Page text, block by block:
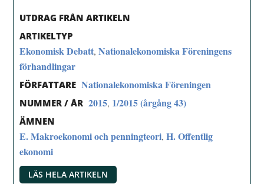
UTDRAG FRÅN ARTIKELN
ARTIKELTYP
Ekonomisk Debatt,Nationalekonomiska Föreningens
förhandlingar
FÖRFATTARE Nationalekonomiska Föreningen
NUMMER / ÅR 2015, 1/2015 (årgång 43)
ÄMNEN
E. Makroekonomi och penningteori,H. Offentlig
ekonomi
LÄS HELA ARTIKELN